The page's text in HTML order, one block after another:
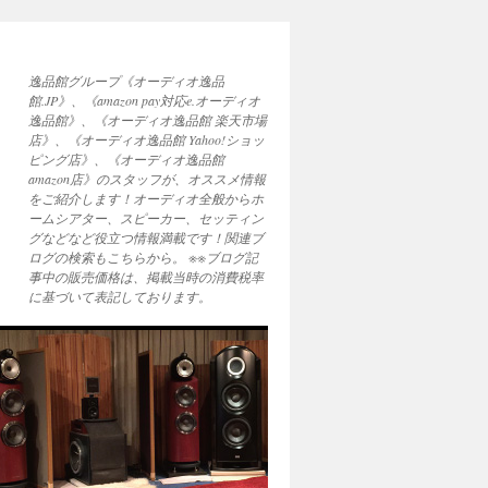
逸品館グループ《オーディオ逸品
館.JP》、《amazon pay対応e.オーディオ
逸品館》、《オーディオ逸品館 楽天市場
店》、《オーディオ逸品館 Yahoo!ショッ
ピング店》、《オーディオ逸品館
amazon店》のスタッフが、オススメ情報
をご紹介します！オーディオ全般からホ
ームシアター、スピーカー、セッティン
グなどなど役立つ情報満載です！関連ブ
ログの検索もこちらから。 ※※ブログ記
事中の販売価格は、掲載当時の消費税率
に基づいて表記しております。